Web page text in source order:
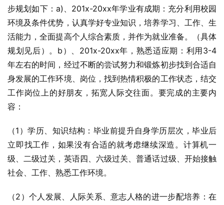
步规划如下：a)、201x-20xx年学业有成期：充分利用校园
环境及条件优势，认真学好专业知识，培养学习、工作、生
活能力，全面提高个人综合素质，并作为就业准备。（具体
规划见后）。b）、201x-20xx年，熟悉适应期：利用3-4
年左右的时间，经过不断的尝试努力和锻炼初步找到合适自
身发展的工作环境、岗位，找到热情积极的工作状态，结交
工作岗位上的好朋友，拓宽人际交往面。要完成的主要内
容：
（1）学历、知识结构：毕业前提升自身学历层次，毕业后
立即找工作，如果没有合适的就考虑继续深造。计算机一
级、二级过关，英语四、六级过关、普通话过级、开始接触
社会、工作、熟悉工作环境。
（2）个人发展、人际关系、意志人格的进一步配培养：在